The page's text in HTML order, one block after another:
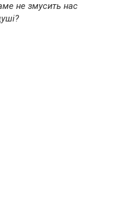
не змусить нас